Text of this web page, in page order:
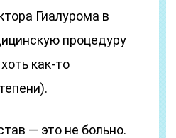
Гиалурома в
процедуру
как-то
— это не больно.